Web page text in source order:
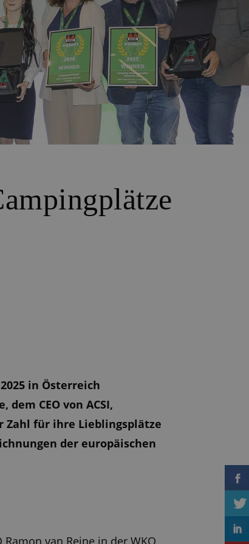
in Österreich
CEO von ACSI,
Zahl für ihre Lieblingsplätze
der europäischen
van Reine in der WKO